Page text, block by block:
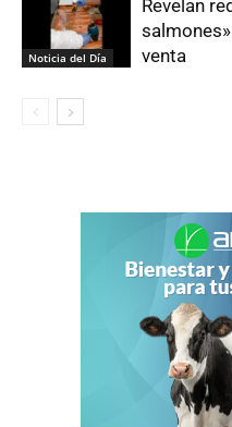
Noticia del Día
Revelan
venta